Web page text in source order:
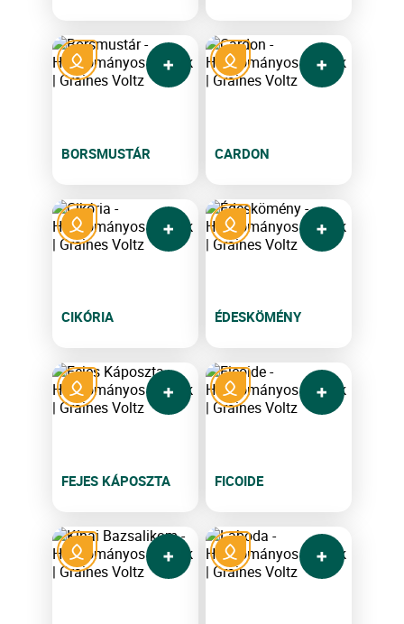
BORSMUSTÁR CARDON
CIKÓRIA ÉDESKÖMÉNY
FEJES KÁPOSZTA FICOIDE